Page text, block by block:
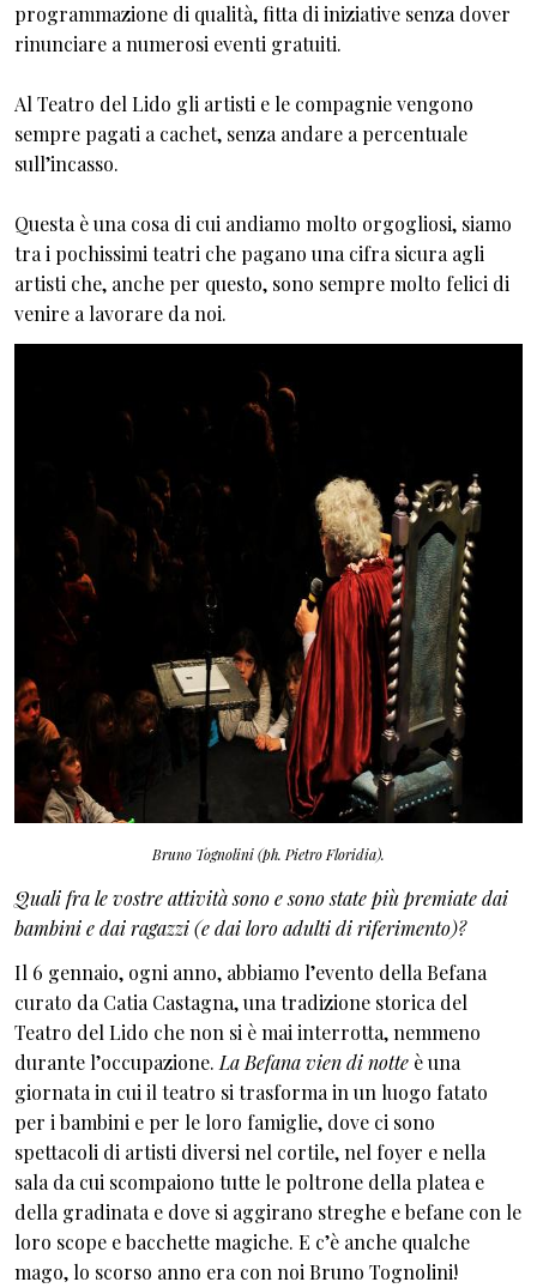
programmazione di qualità, fitta di iniziative senza dover
rinunciare a numerosi eventi gratuiti.
Al Teatro del Lido gli artisti e le compagnie vengono
sempre pagati a cachet, senza andare a percentuale
sull’incasso.
Questa è una cosa di cui andiamo molto orgogliosi, siamo
tra i pochissimi teatri che pagano una cifra sicura agli
artisti che, anche per questo, sono sempre molto felici di
venire a lavorare da noi.
Bruno Tognolini (ph. Pietro Floridia).
Quali fra le vostre attività sono e sono state più premiate dai
bambini e dai ragazzi (e dai loro adulti di riferimento)?
Il 6 gennaio, ogni anno, abbiamo l’evento della Befana
curato da Catia Castagna, una tradizione storica del
Teatro del Lido che non si è mai interrotta, nemmeno
durante l’occupazione. La Befana vien di notte è una
giornata in cui il teatro si trasforma in un luogo fatato
per i bambini e per le loro famiglie, dove ci sono
spettacoli di artisti diversi nel cortile, nel foyer e nella
sala da cui scompaiono tutte le poltrone della platea e
della gradinata e dove si aggirano streghe e befane con le
loro scope e bacchette magiche. E c’è anche qualche
mago, lo scorso anno era con noi Bruno Tognolini!